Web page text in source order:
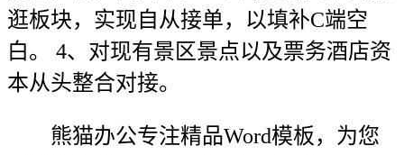
逛板块，实现自从接单，以填补C端空
白。 4、对现有景区景点以及票务酒店资
本从头整合对接。
熊猫办公专注精品Word模板，为您